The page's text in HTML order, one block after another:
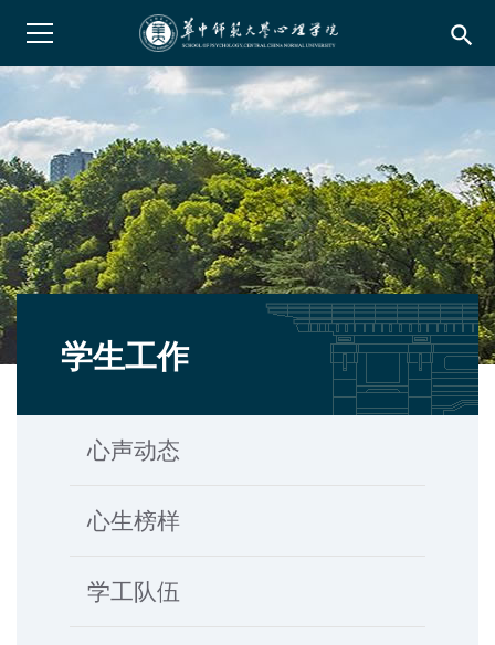
search
学生工作
心声动态
心生榜样
学工队伍